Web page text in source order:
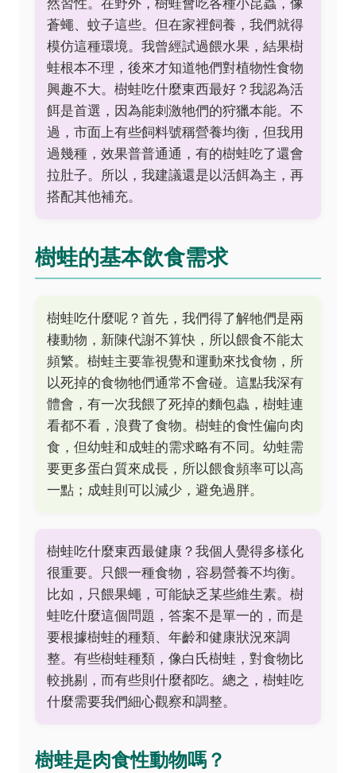
然習性。在野外，樹蛙會吃各種小昆蟲，像
蒼蠅、蚊子這些。但在家裡飼養，我們就得
模仿這種環境。我曾經試過餵水果，結果樹
蛙根本不理，後來才知道牠們對植物性食物
興趣不大。樹蛙吃什麼東西最好？我認為活
餌是首選，因為能刺激牠們的狩獵本能。不
過，市面上有些飼料號稱營養均衡，但我用
過幾種，效果普普通通，有的樹蛙吃了還會
拉肚子。所以，我建議還是以活餌為主，再
搭配其他補充。
樹蛙的基本飲食需求
樹蛙吃什麼呢？首先，我們得了解牠們是兩
棲動物，新陳代謝不算快，所以餵食不能太
頻繁。樹蛙主要靠視覺和運動來找食物，所
以死掉的食物牠們通常不會碰。這點我深有
體會，有一次我餵了死掉的麵包蟲，樹蛙連
看都不看，浪費了食物。樹蛙的食性偏向肉
食，但幼蛙和成蛙的需求略有不同。幼蛙需
要更多蛋白質來成長，所以餵食頻率可以高
一點；成蛙則可以減少，避免過胖。
樹蛙吃什麼東西最健康？我個人覺得多樣化
很重要。只餵一種食物，容易營養不均衡。
比如，只餵果蠅，可能缺乏某些維生素。樹
蛙吃什麼這個問題，答案不是單一的，而是
要根據樹蛙的種類、年齡和健康狀況來調
整。有些樹蛙種類，像白氏樹蛙，對食物比
較挑剔，而有些則什麼都吃。總之，樹蛙吃
什麼需要我們細心觀察和調整。
樹蛙是肉食性動物嗎？